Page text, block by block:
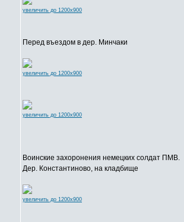
увеличить до 1200x900
Перед въездом в дер. Минчаки
увеличить до 1200x900
увеличить до 1200x900
Воинские захоронения немецких солдат ПМВ.
Дер. Константиново, на кладбище
увеличить до 1200x900